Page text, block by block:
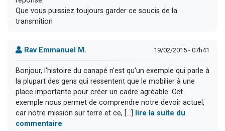
Que vous puissiez toujours garder ce soucis de la
transmition
Rav Emmanuel M. 19/02/2015 - 07h41
Bonjour, l'histoire du canapé n'est qu'un exemple qui parle à
la plupart des gens qui ressentent que le mobilier à une
place importante pour créer un cadre agréable. Cet
exemple nous permet de comprendre notre devoir actuel,
car notre mission sur terre et ce, [...]
lire la suite du
commentaire